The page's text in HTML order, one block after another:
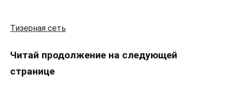
Тизерная сеть
Читай продолжение на следующей
странице